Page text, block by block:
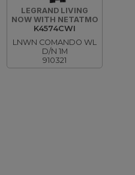
LEGRAND LIVING
NOW WITH NETATMO
K4574CWI
LNWN COMANDO WL
D/N 1M
910321